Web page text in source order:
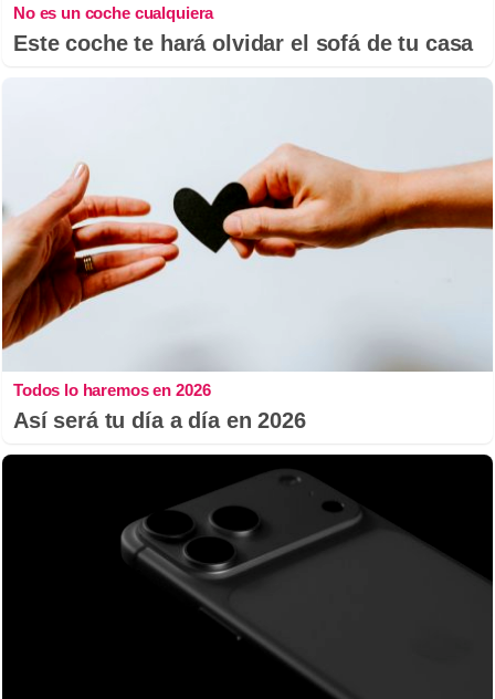
No es un coche cualquiera
Este coche te hará olvidar el sofá de tu casa
Todos lo haremos en 2026
Así será tu día a día en 2026